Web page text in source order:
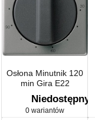
Osłona Minutnik 120
min Gira E22
naturalny stalowy
Niedostępny
0 wariantów